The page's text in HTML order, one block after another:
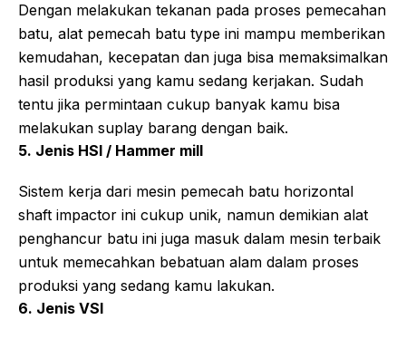
Dengan melakukan tekanan pada proses pemecahan
batu, alat pemecah batu type ini mampu memberikan
kemudahan, kecepatan dan juga bisa memaksimalkan
hasil produksi yang kamu sedang kerjakan. Sudah
tentu jika permintaan cukup banyak kamu bisa
melakukan suplay barang dengan baik.
5. Jenis HSI / Hammer mill
Sistem kerja dari mesin pemecah batu horizontal
shaft impactor ini cukup unik, namun demikian alat
penghancur batu ini juga masuk dalam mesin terbaik
untuk memecahkan bebatuan alam dalam proses
produksi yang sedang kamu lakukan.
6. Jenis VSI